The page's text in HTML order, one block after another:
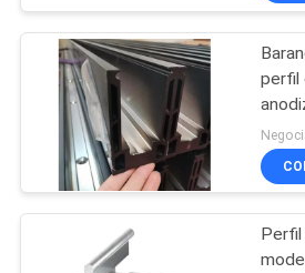
SOBRE
NOSOTROS
VIAJE
LA
FÁBRICA
Refugio de
perfil
para
Perfil